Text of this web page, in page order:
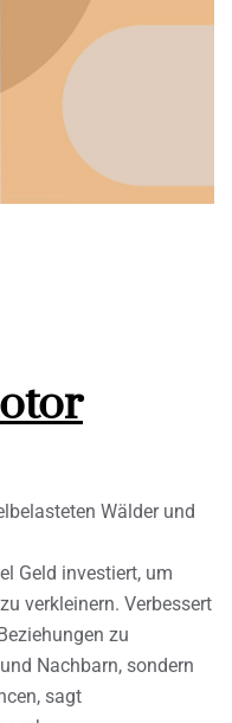
Wälder und
Geld investiert, um
verkleinern. Verbessert
zu
Nachbarn, sondern
sagt